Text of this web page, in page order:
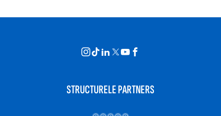
STRUCTURELE PARTNERS